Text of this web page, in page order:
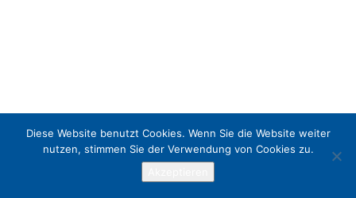
Diese Website benutzt Cookies. Wenn Sie die Website weiter
nutzen, stimmen Sie der Verwendung von Cookies zu.